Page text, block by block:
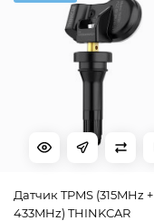
Датчик TPMS (315MHz +
433MHz) THINKCAR